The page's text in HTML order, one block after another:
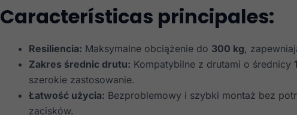
Características principales:
Resiliencia: Maksymalne obciążenie do 300 kg,
Zakres średnic drutu: Kompatybilne z drutami o średnicy
szerokie zastosowanie.
Łatwość użycia: Bezproblemowy i szybki montaż bez
zacisków.